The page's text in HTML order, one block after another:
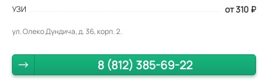
УЗИ от 310 ₽
ул. Олеко Дундича, д. 36, корп. 2.
8 (812) 385-69-22